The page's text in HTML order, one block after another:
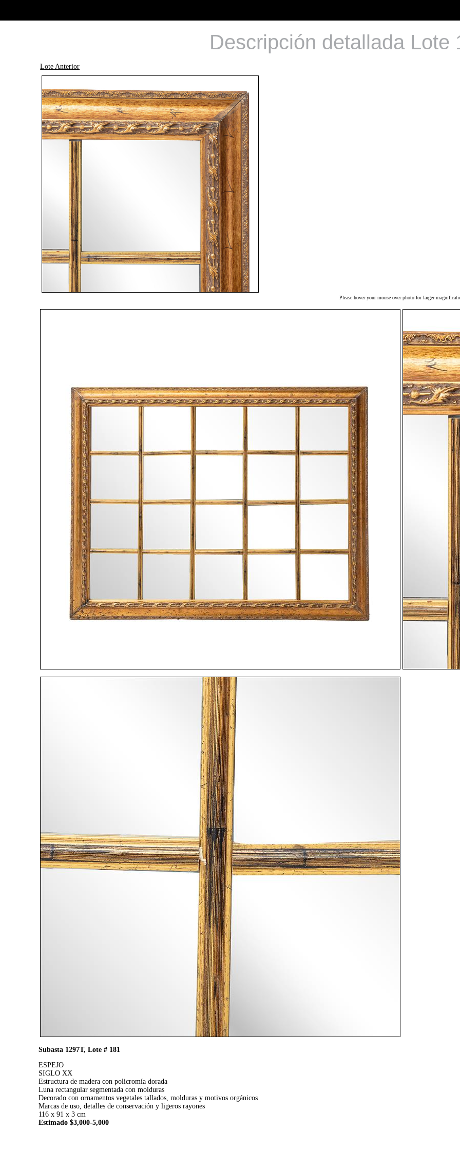
Descripción detallada Lote
Lote Anterior
Please hover your mouse over photo for larger
Subasta 1297T, Lote # 181
ESPEJO
SIGLO XX
Estructura de madera con policromía dorada
Luna rectangular segmentada con molduras
Decorado con ornamentos vegetales tallados, molduras y motivos orgánicos
Marcas de uso, detalles de conservación y ligeros rayones
116 x 91 x 3 cm
Estimado $3,000-5,000